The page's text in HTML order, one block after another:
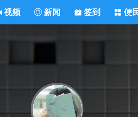
视频 新闻 签到 便